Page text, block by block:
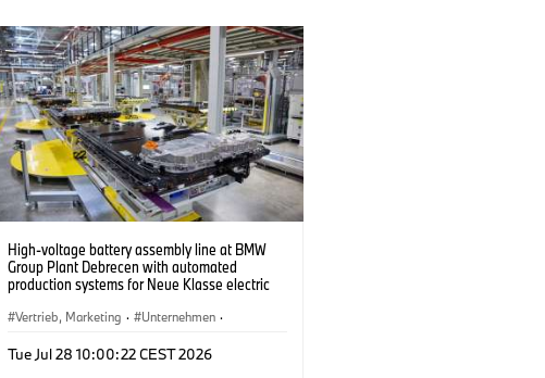
High-voltage battery assembly line at BMW
Group Plant Debrecen with automated
production systems for Neue Klasse electric
Vertrieb, Marketing · Unternehmen ·
Tue Jul 28 10:00:22 CEST 2026